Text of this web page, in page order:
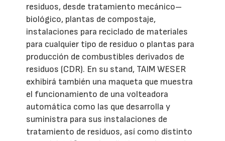
residuos, desde tratamiento mecánico–
biológico, plantas de compostaje,
instalaciones para reciclado de materiales
para cualquier tipo de residuo o plantas para
producción de combustibles derivados de
residuos (CDR). En su stand, TAIM WESER
exhibirá también una maqueta que muestra
el funcionamiento de una volteadora
automática como las que desarrolla y
suministra para sus instalaciones de
tratamiento de residuos, así como distinto